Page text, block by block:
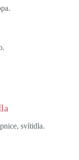
svítidla.